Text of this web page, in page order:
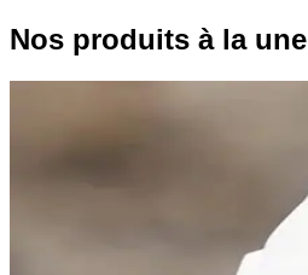
Nos produits à la une